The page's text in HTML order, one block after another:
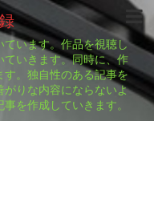
ています。作品を視聴し
ていきます。同時に、作
。独自性のある記事を
りな内容にならないよ
を作成していきます。